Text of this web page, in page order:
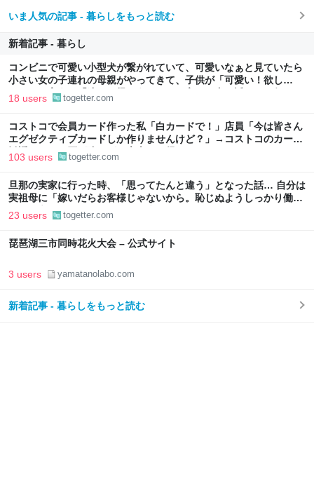
いま人気の記事 - 暮らしをもっと読む
新着記事 - 暮らし
コンビニで可愛い小型犬が繋がれていて、可愛いなぁと見ていたら
小さい女の子連れの母親がやってきて、子供が「可愛い！欲し
い！」と言うと「連れて帰ろうか？」と言って犬に近づいて行った
18 users togetter.com
コストコで会員カード作った私「白カードで！」店員「今は皆さん
エグゼクティブカードしか作りませんけど？」→コストコのカード
勧誘はやたら圧が強いが、本当にお得なの？
103 users togetter.com
旦那の実家に行った時、「思ってたんと違う」となった話… 自分は
実祖母に「嫁いだらお客様じゃないから。恥じぬようしっかり働
け」と言われていたので、嫁ぎ先で嫌われたら終わりと思い、張り
切っていた
23 users togetter.com
琵琶湖三市同時花火大会 – 公式サイト
3 users yamatanolabo.com
新着記事 - 暮らしをもっと読む